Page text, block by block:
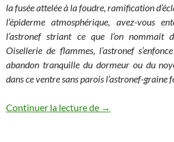
la fusée attelée à la foudre, ramification
l’épiderme atmosphérique, avez-vous
l’astronef striant ce que l’on nommait
Oisellerie de flammes, l’astronef
abandon tranquille du dormeur ou du
dans ce ventre sans parois l’astronef-graine
Continuer la lecture de Les Chroniques
→